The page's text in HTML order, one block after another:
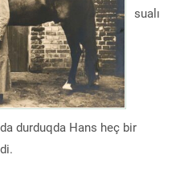
sualı
durduqda Hans heç bir